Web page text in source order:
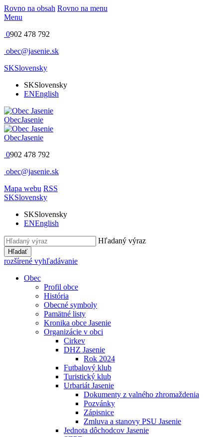
Rovno na obsah Rovno na menu
Menu
0902 478 792
obec@jasenie.sk
SKSlovensky
SKSlovensky
ENEnglish
ObecJasenie
ObecJasenie
0902 478 792
obec@jasenie.sk
Mapa webu RSS
SKSlovensky
SKSlovensky
ENEnglish
Hľadaný výraz
Hľadať
rozšírené vyhľadávanie
Obec
Profil obce
História
Obecné symboly
Pamätné listy
Kronika obce Jasenie
Organizácie v obci
Cirkev
DHZ Jasenie
Rok 2024
Futbalový klub
Turistický klub
Urbariát Jasenie
Dokumenty z valného zhromaždenia
Pozvánky
Zápisnice
Zmluva a stanovy PSU Jasenie
Jednota dôchodcov Jasenie